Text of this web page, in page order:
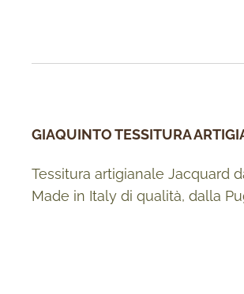
GIAQUINTO TESSITURA
Tessitura artigianale Jacquard
Made in Italy di qualità, dalla